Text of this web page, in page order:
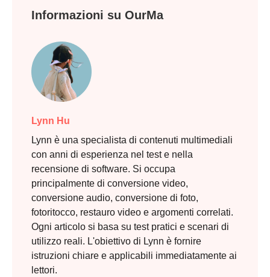
Informazioni su OurMa
Lynn Hu
Lynn è una specialista di contenuti multimediali
con anni di esperienza nel test e nella
recensione di software. Si occupa
principalmente di conversione video,
conversione audio, conversione di foto,
fotoritocco, restauro video e argomenti correlati.
Ogni articolo si basa su test pratici e scenari di
utilizzo reali. L'obiettivo di Lynn è fornire
istruzioni chiare e applicabili immediatamente ai
lettori.